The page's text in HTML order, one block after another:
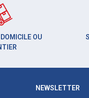
OU
NEWSLETTER